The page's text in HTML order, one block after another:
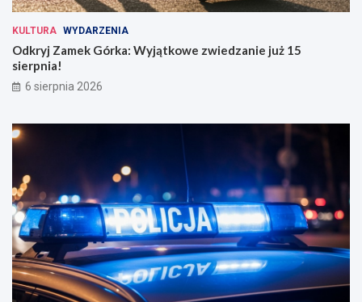
KULTURA WYDARZENIA
Odkryj Zamek Górka: Wyjątkowe zwiedzanie już 15
sierpnia!
6 sierpnia 2026